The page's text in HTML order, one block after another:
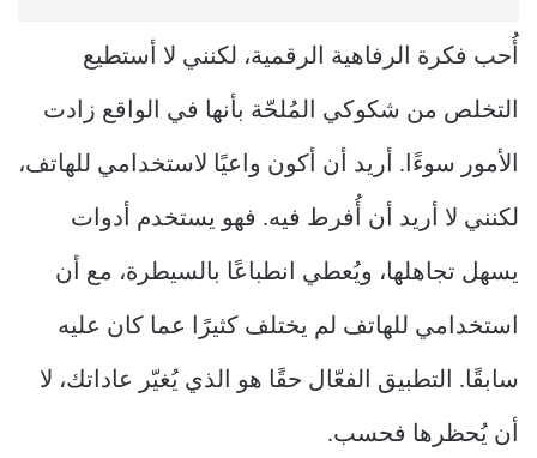
أُحب فكرة الرفاهية الرقمية، لكنني لا أستطيع
التخلص من شكوكي المُلحّة بأنها في الواقع زادت
الأمور سوءًا. أريد أن أكون واعيًا لاستخدامي للهاتف،
لكنني لا أريد أن أُفرط فيه. فهو يستخدم أدوات
يسهل تجاهلها، ويُعطي انطباعًا بالسيطرة، مع أن
استخدامي للهاتف لم يختلف كثيرًا عما كان عليه
سابقًا. التطبيق الفعّال حقًا هو الذي يُغيّر عاداتك، لا
أن يُحظرها فحسب.